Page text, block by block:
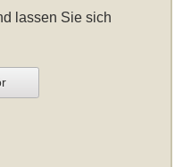
lassen Sie sich